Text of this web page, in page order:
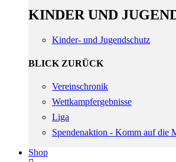
KINDER UND
Kinder- und Jugendschutz
BLICK ZURÜCK
Vereinschronik
Wettkampfergebnisse
Liga
Spendenaktion - Komm auf die
Shop